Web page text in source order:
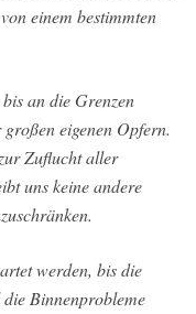
einem bestimmten
an die Grenzen
eigenen Opfern.
Zuflucht aller
uns keine andere
werden, bis die
Binnenprobleme